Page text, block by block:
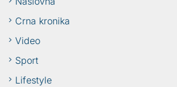
Crna kronika
Video
Sport
Lifestyle